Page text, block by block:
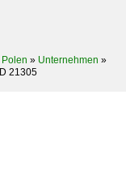
Polen » Unternehmen »
ID 21305